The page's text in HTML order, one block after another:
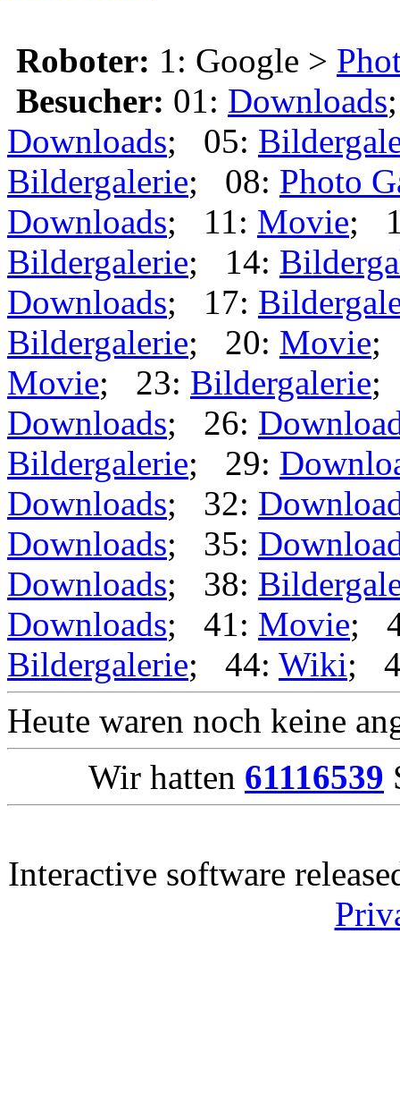
Roboter: 1: Google >
Besucher: 01: Downloads
Downloads; 05:
Bildergalerie; 08: Photo
Downloads; 11: Movie;
Bildergalerie; 14:
Downloads; 17:
Bildergalerie; 20: Movie;
Movie; 23: Bildergalerie;
Downloads; 26:
Bildergalerie; 29:
Downloads; 32:
Downloads; 35:
Downloads; 38:
Downloads; 41: Movie;
Bildergalerie; 44: Wiki;
Heute waren noch keine
Wir hatten 61116539
Interactive software